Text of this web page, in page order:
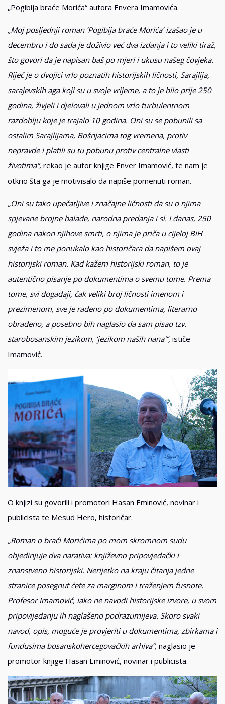
„Pogibija braće Morića“ autora Envera Imamovića.
„Moj posljednji roman ‘Pogibija braće Morića’ izašao je u
decembru i do sada je doživio već dva izdanja i to veliki tiraž,
što govori da je napisan baš po mjeri i ukusu našeg čovjeka.
Riječ je o dvojici vrlo poznatih historijskih ličnosti, Sarajlija,
sarajevskih aga koji su u svoje vrijeme, a to je bilo prije 250
godina, živjeli i djelovali u jednom vrlo turbulentnom
razdoblju koje je trajalo 10 godina. Oni su se pobunili sa
ostalim Sarajlijama, Bošnjacima tog vremena, protiv
nepravde i platili su tu pobunu protiv centralne vlasti
životima“, rekao je autor knjige Enver Imamović, te nam je
otkrio šta ga je motivisalo da napiše pomenuti roman.
„Oni su tako upečatljive i značajne ličnosti da su o njima
spjevane brojne balade, narodna predanja i sl. I danas, 250
godina nakon njihove smrti, o njima je priča u cijeloj BiH
svježa i to me ponukalo kao historičara da napišem ovaj
historijski roman. Kad kažem historijski roman, to je
autentično pisanje po dokumentima o svemu tome. Prema
tome, svi događaji, čak veliki broj ličnosti imenom i
prezimenom, sve je rađeno po dokumentima, literarno
obrađeno, a posebno bih naglasio da sam pisao tzv.
starobosanskim jezikom, ‘jezikom naših nana'“, ističe
Imamović.
O knjizi su govorili i promotori Hasan Eminović, novinar i
publicista te Mesud Hero, historičar.
„Roman o braći Morićima po mom skromnom sudu
objedinjuje dva narativa: književno pripovjedački i
znanstveno historijski. Nerijetko na kraju čitanja jedne
stranice posegnut ćete za marginom i traženjem fusnote.
Profesor Imamović, iako ne navodi historijske izvore, u svom
pripovijedanju ih naglašeno podrazumijeva. Skoro svaki
navod, opis, moguće je provjeriti u dokumentima, zbirkama i
fundusima bosanskohercegovačkih arhiva“, naglasio je
promotor knjige Hasan Eminović, novinar i publicista.